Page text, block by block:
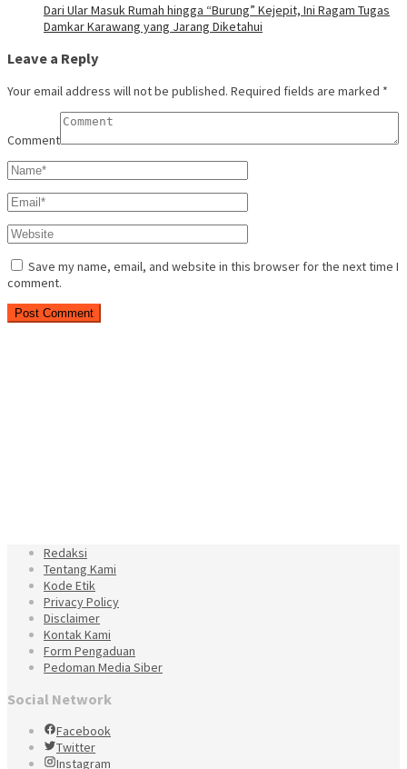
Dari Ular Masuk Rumah hingga “Burung” Kejepit, Ini Ragam Tugas
Damkar Karawang yang Jarang Diketahui
Leave a Reply
Your email address will not be published. Required fields are marked *
Comment
Save my name, email, and website in this browser for the next time I
comment.
Redaksi
Tentang Kami
Kode Etik
Privacy Policy
Disclaimer
Kontak Kami
Form Pengaduan
Pedoman Media Siber
Social Network
Facebook
Twitter
Instagram